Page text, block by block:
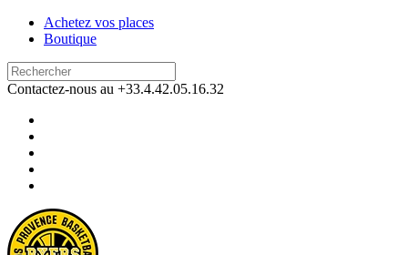
Achetez vos places
Boutique
Contactez-nous au +33.4.42.05.16.32